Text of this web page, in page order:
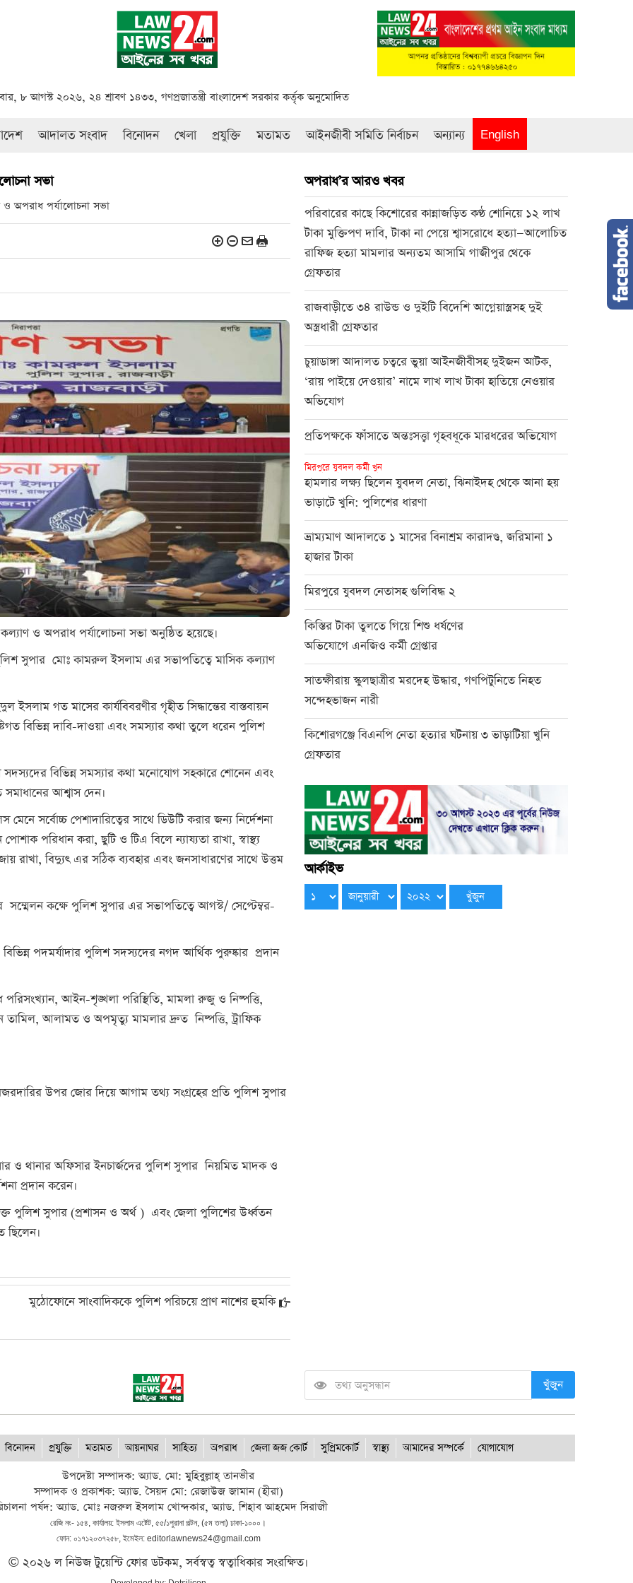
৮ আগস্ট ২০২৬, ২৪ শ্রাবণ ১৪৩৩, গণপ্রজাতন্ত্রী বাংলাদেশ সরকার কর্তৃক অনুমোদিত
আদালত সংবাদ বিনোদন খেলা প্রযুক্তি মতামত আইনজীবী সমিতি নির্বাচন অন্যান্য English
সভা
ও অপরাধ পর্যালোচনা সভা
ও অপরাধ পর্যালোচনা সভা অনুষ্ঠিত হয়েছে।
সুপার মোঃ কামরুল ইসলাম এর সভাপতিত্বে মাসিক কল্যাণ
গত মাসের কার্যবিবরণীর গৃহীত সিদ্ধান্তের বাস্তবায়ন
বিভিন্ন দাবি-দাওয়া এবং সমস্যার কথা তুলে ধরেন পুলিশ
বিভিন্ন সমস্যার কথা মনোযোগ সহকারে শোনেন এবং
আশ্বাস দেন।
সর্বোচ্চ পেশাদারিত্বের সাথে ডিউটি করার জন্য নির্দেশনা
পরিধান করা, ছুটি ও টিএ বিলে ন্যায্যতা রাখা, স্বাস্থ্য
রাখা, বিদ্যুৎ এর সঠিক ব্যবহার এবং জনসাধারণের সাথে উত্তম
সম্মেলন কক্ষে পুলিশ সুপার এর সভাপতিত্বে আগস্ট/ সেপ্টেম্বর-
পদমর্যাদার পুলিশ সদস্যদের নগদ আর্থিক পুরুষ্কার প্রদান
আইন-শৃঙ্খলা পরিস্থিতি, মামলা রুজু ও নিষ্পত্তি,
তামিল, আলামত ও অপমৃত্যু মামলার দ্রুত নিষ্পত্তি, ট্রাফিক
উপর জোর দিয়ে আগাম তথ্য সংগ্রহের প্রতি পুলিশ সুপার
ও থানার অফিসার ইনচার্জদের পুলিশ সুপার নিয়মিত মাদক ও
প্রদান করেন।
পুলিশ সুপার (প্রশাসন ও অর্থ ) এবং জেলা পুলিশের উর্ধ্বতন
ছিলেন।
মুঠোফোনে সাংবাদিককে পুলিশ পরিচয়ে প্রাণ নাশের হুমকি
অপরাধ’র আরও খবর
পরিবারের কাছে কিশোরের কান্নাজড়িত কণ্ঠ শোনিয়ে ১২ লাখ
টাকা মুক্তিপণ দাবি, টাকা না পেয়ে শ্বাসরোধে হত্যা—আলোচিত
রাফিজ হত্যা মামলার অন্যতম আসামি গাজীপুর থেকে
গ্রেফতার
রাজবাড়ীতে ৩৪ রাউন্ড ও দুইটি বিদেশি আগ্নেয়াস্ত্রসহ দুই
অস্ত্রধারী গ্রেফতার
চুয়াডাঙ্গা আদালত চত্বরে ভুয়া আইনজীবীসহ দুইজন আটক,
‘রায় পাইয়ে দেওয়ার’ নামে লাখ লাখ টাকা হাতিয়ে নেওয়ার
অভিযোগ
প্রতিপক্ষকে ফাঁসাতে অন্তঃসত্ত্বা গৃহবধূকে মারধরের অভিযোগ
মিরপুরে যুবদল কর্মী খুন
হামলার লক্ষ্য ছিলেন যুবদল নেতা, ঝিনাইদহ থেকে আনা হয়
ভাড়াটে খুনি: পুলিশের ধারণা
ভ্রাম্যমাণ আদালতে ১ মাসের বিনাশ্রম কারাদণ্ড, জরিমানা ১
হাজার টাকা
মিরপুরে যুবদল নেতাসহ গুলিবিদ্ধ ২
কিস্তির টাকা তুলতে গিয়ে শিশু ধর্ষণের
অভিযোগে এনজিও কর্মী গ্রেপ্তার
সাতক্ষীরায় স্কুলছাত্রীর মরদেহ উদ্ধার, গণপিটুনিতে নিহত
সন্দেহভাজন নারী
কিশোরগঞ্জে বিএনপি নেতা হত্যার ঘটনায় ৩ ভাড়াটিয়া খুনি
গ্রেফতার
আর্কাইভ
খুঁজুন
বিনোদন প্রযুক্তি মতামত আয়নাঘর সাহিত্য অপরাধ জেলা জজ কোর্ট সুপ্রিমকোর্ট স্বাস্থ্য আমাদের সম্পর্কে যোগাযোগ
উপদেষ্টা সম্পাদক: অ্যাড. মো: মুহিবুল্লাহ্ তানভীর
সম্পাদক ও প্রকাশক: অ্যাড. সৈয়দ মো: রেজাউজ জামান (হীরা)
পর্ষদ: অ্যাড. মোঃ নজরুল ইসলাম খোন্দকার, অ্যাড. শিহাব আহমেদ সিরাজী
রেজি নং- ১৫৪, কার্যালয়: ইসলাম এষ্টেট, ৫৫/১পুরানা পল্টন, (৫ম তলা) ঢাকা-১০০০।
ফোন: ০১৭১২০৩৭২৫৮, ইমেইল: editorlawnews24@gmail.com
© ২০২৬ ল নিউজ টুয়েন্টি ফোর ডটকম, সর্বস্বত্ব স্বত্বাধিকার সংরক্ষিত।